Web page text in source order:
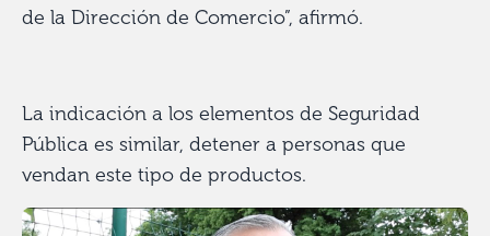
de la Dirección de Comercio”, afirmó.
La indicación a los elementos de Seguridad
Pública es similar, detener a personas que
vendan este tipo de productos.